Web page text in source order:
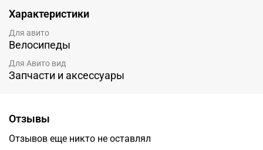
Характеристики
Для авито
Велосипеды
Для Авито вид
Запчасти и аксессуары
Отзывы
Отзывов еще никто не оставлял